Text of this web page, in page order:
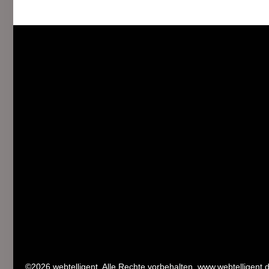
©2026 webtelligent. Alle Rechte vorbehalten.